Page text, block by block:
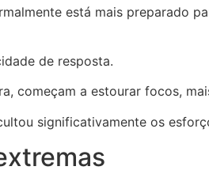
está mais preparado
de resposta.
começam a estourar focos,
significativamente os